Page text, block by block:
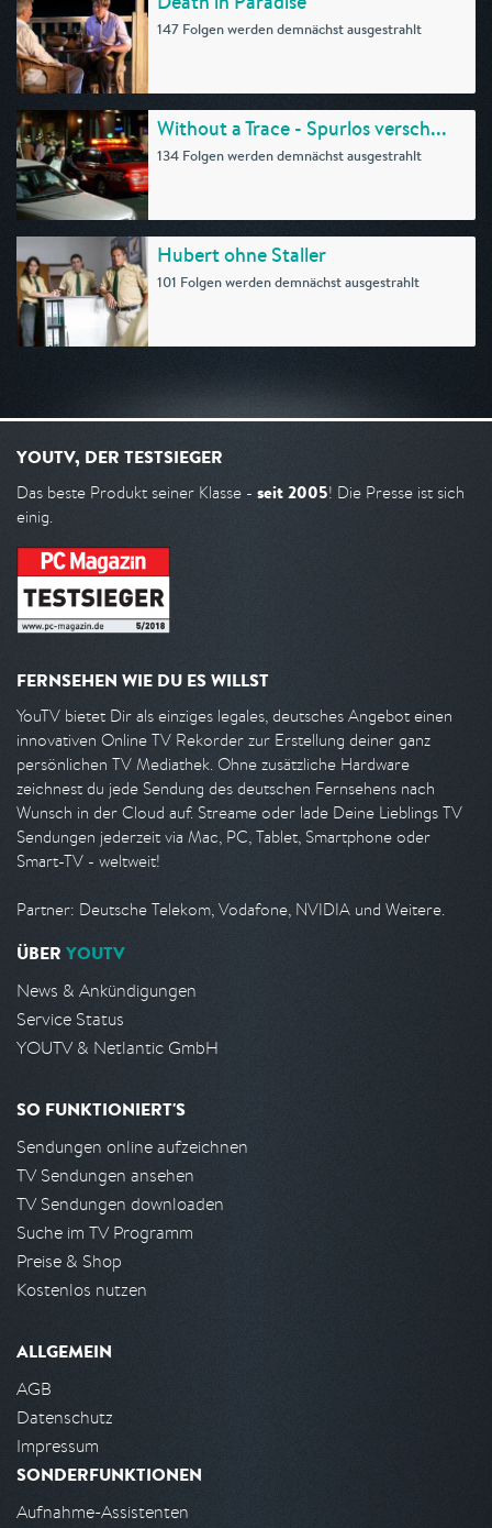
147 Folgen werden demnächst ausgestrahlt
Without a Trace - Spurlos versch...
134 Folgen werden demnächst ausgestrahlt
Hubert ohne Staller
101 Folgen werden demnächst ausgestrahlt
YOUTV, DER TESTSIEGER
Das beste Produkt seiner Klasse - seit 2005! Die Presse ist sich
einig.
FERNSEHEN WIE DU ES WILLST
YouTV bietet Dir als einziges legales, deutsches Angebot einen
innovativen Online TV Rekorder zur Erstellung deiner ganz
persönlichen TV Mediathek. Ohne zusätzliche Hardware
zeichnest du jede Sendung des deutschen Fernsehens nach
Wunsch in der Cloud auf. Streame oder lade Deine Lieblings TV
Sendungen jederzeit via Mac, PC, Tablet, Smartphone oder
Smart-TV - weltweit!
Partner: Deutsche Telekom, Vodafone, NVIDIA und Weitere.
ÜBER YOUTV
News & Ankündigungen
Service Status
YOUTV & Netlantic GmbH
SO FUNKTIONIERT'S
Sendungen online aufzeichnen
TV Sendungen ansehen
TV Sendungen downloaden
Suche im TV Programm
Preise & Shop
Kostenlos nutzen
ALLGEMEIN
AGB
Datenschutz
Impressum
SONDERFUNKTIONEN
Aufnahme-Assistenten